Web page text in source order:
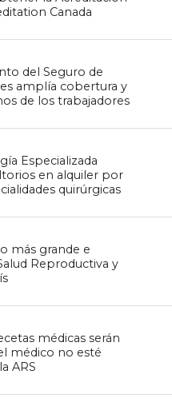
Canada
del Seguro de
amplía cobertura y
de los trabajadores
Especializada
en alquiler por
quirúrgicas
más grande e
Reproductiva y
médicas serán
médico no esté
ARS